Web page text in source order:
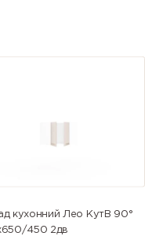
кухонний Лео КутВ 90°
450 2дв